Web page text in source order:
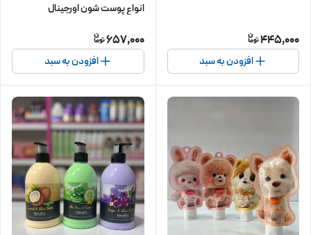
445,000
افزودن به سبد
انواع پوست شون اورجینال
657,000
افزودن به سبد